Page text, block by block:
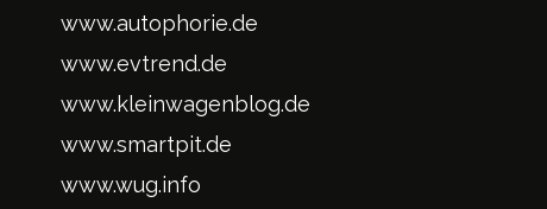
www.autophorie.de
www.evtrend.de
www.kleinwagenblog.de
www.smartpit.de
www.wug.info